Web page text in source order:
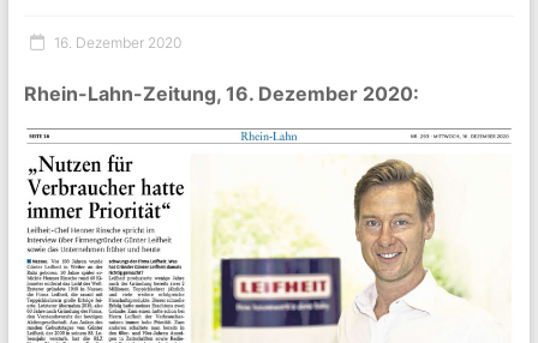
16. Dezember 2020
Rhein-Lahn-Zeitung, 16. Dezember 2020: